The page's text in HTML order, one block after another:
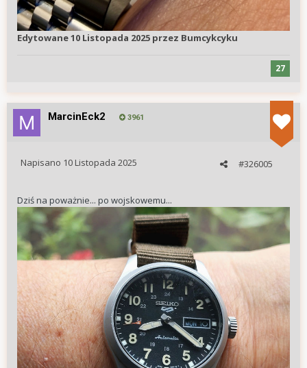
Edytowane10 Listopada 2025 przez Bumcykcyku
27
MarcinEck2 3961
#326005
Napisano 10 Listopada 2025
Dziś na poważnie... po wojskowemu...